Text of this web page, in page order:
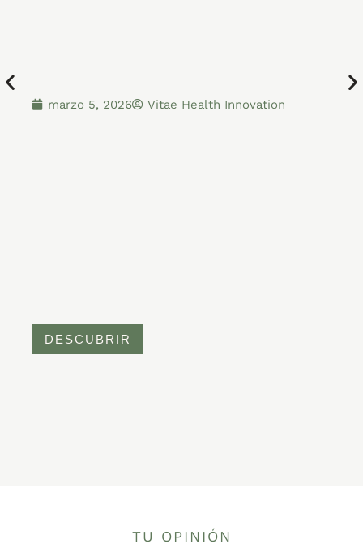
marzo 5, 2026 Vitae Health Innovation
DESCUBRIR
TU OPINIÓN